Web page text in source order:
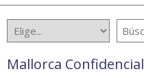
Mallorca Confidencial